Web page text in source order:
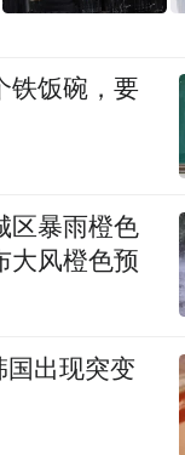
铁饭碗，要
区暴雨橙色
大风橙色预
国出现突变